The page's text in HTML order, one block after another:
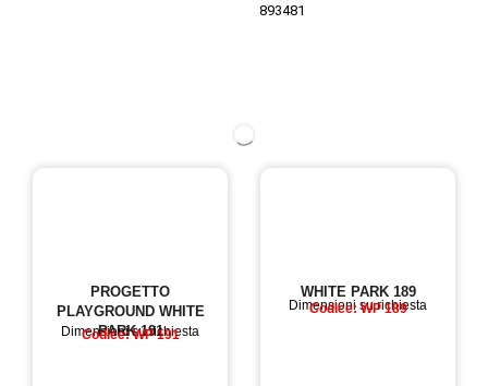
893481
PROGETTO
PLAYGROUND WHITE
PARK 191
Dimensioni su richiesta
Codice: WP 191
WHITE PARK 189
Dimensioni su richiesta
Codice: WP 189